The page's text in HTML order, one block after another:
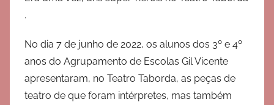
r
g
v
b
c
.
No dia 7 de junho de 2022, os alunos dos 3º e 4º
anos do Agrupamento de Escolas Gil Vicente
apresentaram, no Teatro Taborda, as peças de
teatro de que foram intérpretes, mas também